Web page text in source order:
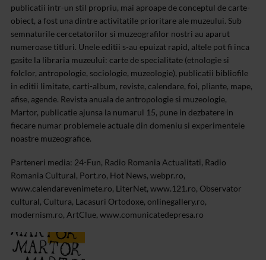
publicatii intr-un stil propriu, mai aproape de conceptul de carte-
obiect, a fost una dintre activitatile prioritare ale muzeului. Sub
semnaturile cercetatorilor si muzeografilor nostri au aparut
numeroase titluri. Unele editii s-au epuizat rapid, altele pot fi inca
gasite la libraria muzeului: carte de specialitate (etnologie si
folclor, antropologie, sociologie, muzeologie), publicatii bibliofile
in editii limitate, carti-album, reviste, calendare, foi, pliante, mape,
afise, agende. Revista anuala de antropologie si muzeologie,
Martor, publicatie ajunsa la numarul 15, pune in dezbatere in
fiecare numar problemele actuale din domeniu si experimentele
noastre muzeografice.
Parteneri media: 24-Fun, Radio Romania Actualitati, Radio
Romania Cultural, Port.ro, Hot News, webpr.ro,
www.calendarevenimete.ro, LiterNet, www.121.ro, Observator
cultural, Cultura, Lacasuri Ortodoxe, onlinegallery.ro,
modernism.ro, ArtClue, www.comunicatedepresa.ro